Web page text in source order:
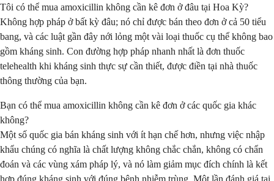
Tôi có thể mua amoxicillin không cần kê đơn ở đâu tại Hoa Kỳ?
Không hợp pháp ở bất kỳ đâu; nó chỉ được bán theo đơn ở cả 50 tiểu
bang, và các luật gần đây nới lỏng một vài loại thuốc cụ thể không bao
gồm kháng sinh. Con đường hợp pháp nhanh nhất là đơn thuốc
telehealth khi kháng sinh thực sự cần thiết, được điền tại nhà thuốc
thông thường của bạn.
Bạn có thể mua amoxicillin không cần kê đơn ở các quốc gia khác
không?
Một số quốc gia bán kháng sinh với ít hạn chế hơn, nhưng việc nhập
khẩu chúng có nghĩa là chất lượng không chắc chắn, không có chẩn
đoán và các vùng xám pháp lý, và nó làm giảm mục đích chính là kết
hợp đúng kháng sinh với đúng bệnh nhiễm trùng. Một lần đánh giá tại